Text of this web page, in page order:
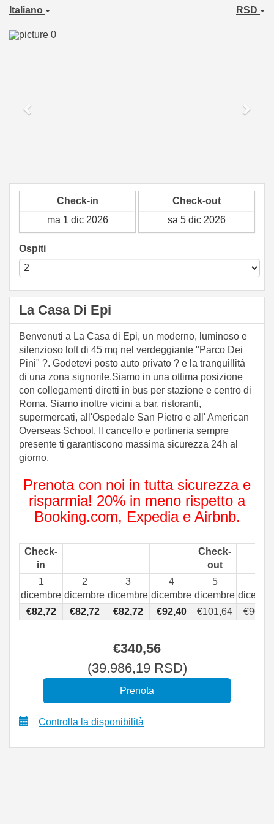
Italiano RSD
Previous
Check-in Check-out
Ospiti
La Casa Di Epi
Benvenuti a La Casa di Epi, un moderno, luminoso e
silenzioso loft di 45 mq nel verdeggiante "Parco Dei
Pini" ?. Godetevi posto auto privato ? e la tranquillità
di una zona signorile.Siamo in una ottima posizione
con collegamenti diretti in bus per stazione e centro di
Roma. Siamo inoltre vicini a bar, ristoranti,
supermercati, all'Ospedale San Pietro e all' American
Overseas School. Il cancello e portineria sempre
presente ti garantiscono massima sicurezza 24h al
giorno.
Prenota con noi in tutta sicurezza e
risparmia! 20% in meno rispetto a
Booking.com, Expedia e Airbnb.
Check-
in
Check-
out
1
dicembre
2
dicembre
3
dicembre
4
dicembre
5
dicembre
€82,72 €82,72 €82,72 €92,40 €101,64 €90
€340,56
(39.986,19RSD)
Controlla la disponibilità